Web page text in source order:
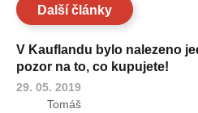
Další články
V Kauflandu bylo nalezeno
pozor na to, co kupujete!
29. 05. 2019
Tomáš